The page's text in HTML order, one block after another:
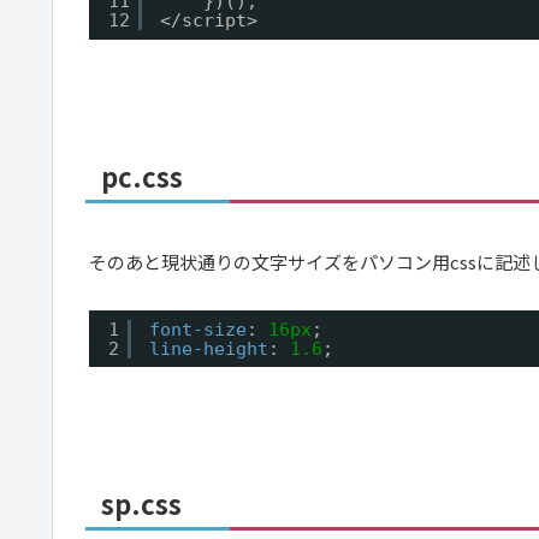
12
</script>
pc.css
そのあと現状通りの文字サイズをパソコン用cssに記述
1
2
font-size : 16px ;
line-height : 1.6 ;
sp.css